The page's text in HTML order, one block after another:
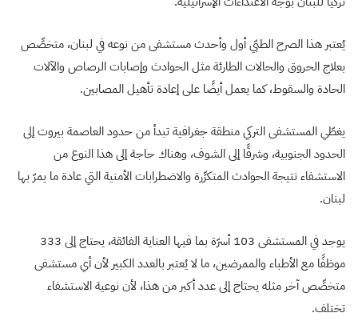
يُعتبر هذا الصرح الطبّي أول وأحدث مستشفى من نوعه في لبنان، متخصِّص
بعلاج الحروق والحالات الطارئة مثل الحوادث وإصابات الرصاص والآلات
الحادة والسقوط، كما يعمل أيضًا على إعادة تأهيل المصابين.
يغطّي المستشفى التركي منطقة جغرافية تبدأ من حدود العاصمة بيروت إلى
الحدود الجنوبية، وشرقًا إلى الشوف، وهناك حاجة إلى هذا النوع من
الاستشفاء نتيجة الحوادث المتكرِّرة والاضطرابات الأمنية التي عادة ما يمرّ بها
لبنان.
يوجد في المستشفى 103 أسرّة بما فيها العناية الفائقة، يحتاج إلى 333
موظفًا مع الأطباء والممرضين، ما لا يُعتبر بالعدد الكبير لأن أي مستشفى
متخصِّص آخر مثله يحتاج إلى عدد أكبر من هذا، لأن نوعية الاستشفاء
تختلف.